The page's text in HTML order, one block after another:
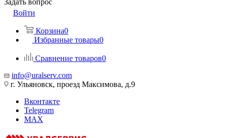
Задать вопрос
Войти
Корзина0
Избранные товары0
Сравнение товаров0
info@uralserv.com
г. Ульяновск, проезд Максимова, д.9
Вконтакте
Telegram
MAX